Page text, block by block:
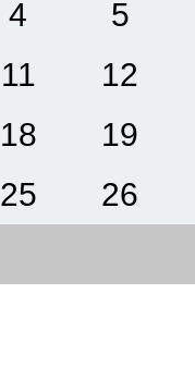
4 5
11 12
18 19
25 26